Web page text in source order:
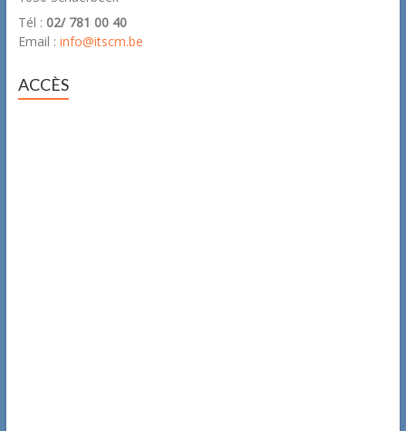
Tél : 02/ 781 00 40
Email : info@itscm.be
ACCÈS